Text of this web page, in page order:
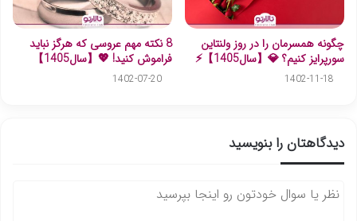
چگونه همسرمان را در روز ولنتاین
سورپرایز کنیم؟ 💎【سال1405】⚡️
1402-11-18
8 نکته مهم عروسی که هرگز نباید
فراموش کنید! 💖【سال1405】
1402-07-20
دیدگاهتان را بنویسید
د